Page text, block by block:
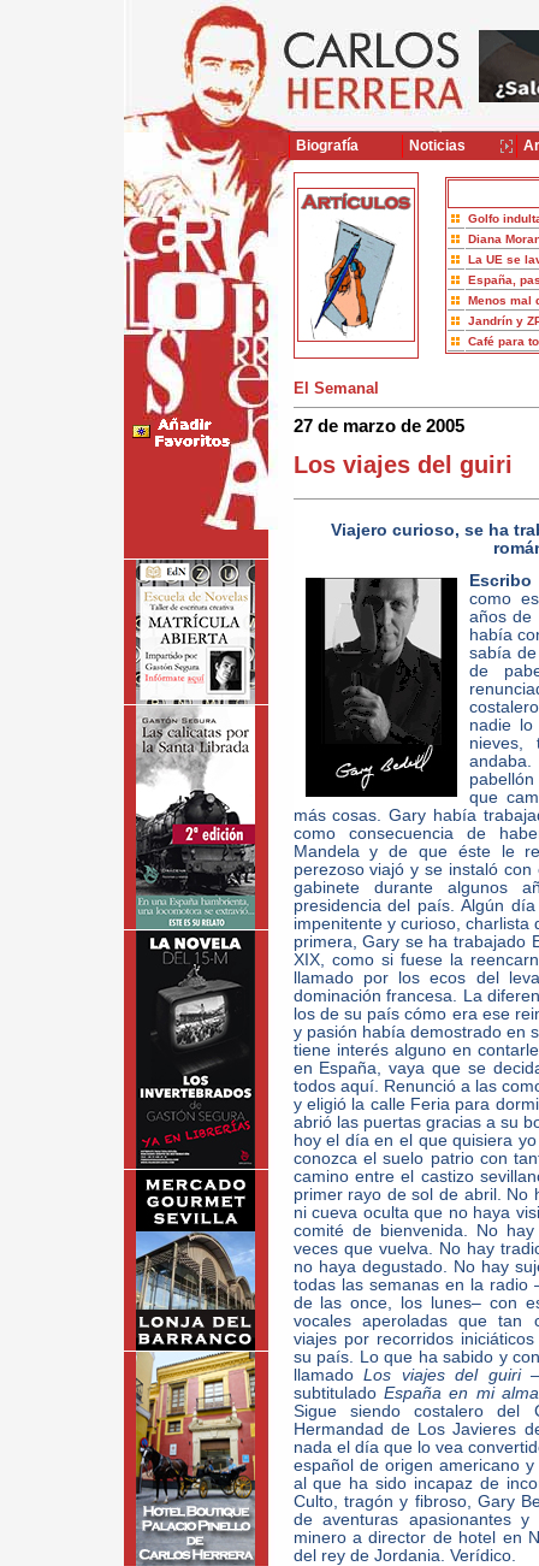
Golfo
Diana
La UE se
España,
Menos mal
Jandrín y
Café para
El Semanal
27 de marzo de 2005
Los viajes del guiri
Viajero curioso, se ha
como
años de
había
sabía
de
nadie
nieves,
andaba.
que
más cosas. Gary había
como consecuencia de
Mandela y de que éste le
perezoso viajó y se instaló
gabinete durante algunos
presidencia del país. Algún
impenitente y curioso,
primera, Gary se ha trabajado
XIX, como si fuese la
llamado por los ecos del
dominación francesa. La
los de su país cómo era ese
y pasión había demostrado en
tiene interés alguno en
en España, vaya que se
todos aquí. Renunció a las
y eligió la calle Feria para
abrió las puertas gracias a su
hoy el día en el que quisiera
conozca el suelo patrio con
camino entre el castizo
primer rayo de sol de abril. No
ni cueva oculta que no haya
comité de bienvenida. No
veces que vuelva. No hay
no haya degustado. No hay
todas las semanas en la radio
de las once, los lunes– con
vocales aperoladas que tan
viajes por recorridos
su país. Lo que ha sabido y
llamado Los viajes del guiri
subtitulado España en mi alma
Sigue siendo costalero
Hermandad de Los Javieres
nada el día que lo vea
español de origen americano
al que ha sido incapaz de
Culto, tragón y fibroso, Gary
de aventuras apasionantes
minero a director de hotel en
del rey de Jordania. Verídico.
Biografía Noticias